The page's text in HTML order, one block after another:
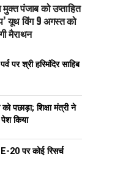
पंजाब को उप्ताहित
यूथ विंग 9 अगस्त को
मैराथन
पर श्री हरिमंदिर साहिब
पछाड़ा; शिक्षा मंत्री ने
पेश किया
20 पर कोई रिसर्च